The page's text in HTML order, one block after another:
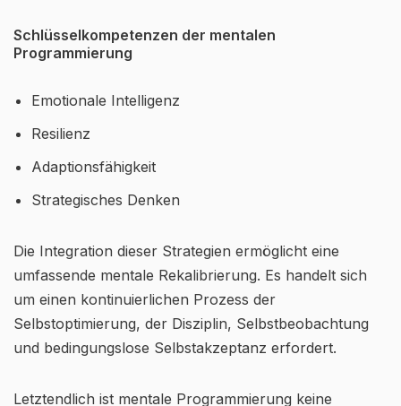
Schlüsselkompetenzen der mentalen
Programmierung
Emotionale Intelligenz
Resilienz
Adaptionsfähigkeit
Strategisches Denken
Die Integration dieser Strategien ermöglicht eine
umfassende mentale Rekalibrierung. Es handelt sich
um einen kontinuierlichen Prozess der
Selbstoptimierung, der Disziplin, Selbstbeobachtung
und bedingungslose Selbstakzeptanz erfordert.
Letztendlich ist mentale Programmierung keine